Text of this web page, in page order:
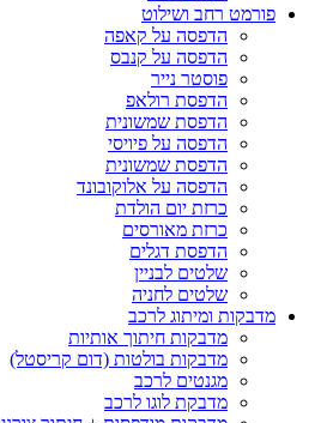
פורמט רחב ושילוט
הדפסה על קאפה
הדפסה על קנבס
פוסטר נייר
הדפסת רולאפ
הדפסת שמשונית
הדפסה על פיויסי
הדפסת שמשונית
הדפסה על אלוקובונד
כרזת יום הולדת
כרזת מאורסים
הדפסת דגלים
שלטים לבניין
שלטים לחניה
מדבקות ומיתוג לרכב
מדבקות חיתוך אותיות
מדבקות בולטות (דום קריסטל)
מגנטים לרכב
מדבקת לוגו לרכב